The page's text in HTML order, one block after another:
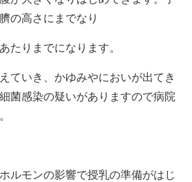
の高さにまでなり
たりまでになります。
ていき、かゆみやにおいが出てき
菌感染の疑いがありますので病院
ルモンの影響で授乳の準備がはじ